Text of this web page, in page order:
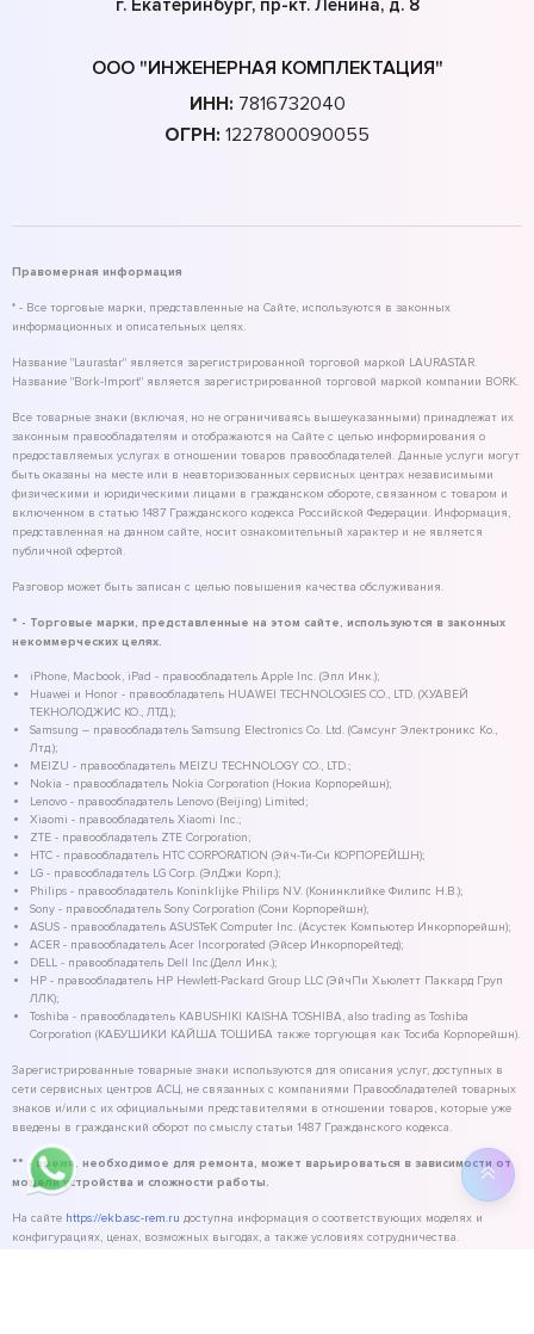
г. Екатеринбург, пр-кт. Ленина, д. 8
ООО "ИНЖЕНЕРНАЯ КОМПЛЕКТАЦИЯ"
ИНН: 7816732040
ОГРН: 1227800090055
Правомерная информация
* - Все торговые марки, представленные на Сайте, используются в законных
информационных и описательных целях.
Название "Laurastar" является зарегистрированной торговой маркой LAURASTAR.
Название "Bork-Import" является зарегистрированной торговой маркой компании BORK.
Все товарные знаки (включая, но не ограничиваясь вышеуказанными) принадлежат их
законным правообладателям и отображаются на Сайте с целью информирования о
предоставляемых услугах в отношении товаров правообладателей. Данные услуги могут
быть оказаны на месте или в неавторизованных сервисных центрах независимыми
физическими и юридическими лицами в гражданском обороте, связанном с товаром и
включенном в статью 1487 Гражданского кодекса Российской Федерации. Информация,
представленная на данном сайте, носит ознакомительный характер и не является
публичной офертой.
Разговор может быть записан с целью повышения качества обслуживания.
* - Торговые марки, представленные на этом сайте, используются в законных
некоммерческих целях.
iPhone, Macbook, iPad - правообладатель Apple Inc. (Эпл Инк.);
Huawei и Honor - правообладатель HUAWEI TECHNOLOGIES CO., LTD. (ХУАВЕЙ
ТЕКНОЛОДЖИС КО., ЛТД.);
Samsung – правообладатель Samsung Electronics Co. Ltd. (Самсунг Электроникс Ко.,
Лтд.);
MEIZU - правообладатель MEIZU TECHNOLOGY CO., LTD.;
Nokia - правообладатель Nokia Corporation (Нокиа Корпорейшн);
Lenovo - правообладатель Lenovo (Beijing) Limited;
Xiaomi - правообладатель Xiaomi Inc.;
ZTE - правообладатель ZTE Corporation;
HTC - правообладатель HTC CORPORATION (Эйч-Ти-Си КОРПОРЕЙШН);
LG - правообладатель LG Corp. (ЭлДжи Корп.);
Philips - правообладатель Koninklijke Philips N.V. (Конинклийке Филипс Н.В.);
Sony - правообладатель Sony Corporation (Сони Корпорейшн);
ASUS - правообладатель ASUSTeK Computer Inc. (Асустек Компьютер Инкорпорейшн);
ACER - правообладатель Acer Incorporated (Эйсер Инкорпорейтед);
DELL - правообладатель Dell Inc.(Делл Инк.);
HP - правообладатель HP Hewlett-Packard Group LLC (ЭйчПи Хьюлетт Паккард Груп
ЛЛК);
Toshiba - правообладатель KABUSHIKI KAISHA TOSHIBA, also trading as Toshiba
Corporation (КАБУШИКИ КАЙША ТОШИБА также торгующая как Тосиба Корпорейшн).
Зарегистрированные товарные знаки используются для описания услуг, доступных в
сети сервисных центров АСЦ, не связанных с компаниями Правообладателей товарных
знаков и/или с их официальными представителями в отношении товаров, которые уже
введены в гражданский оборот по смыслу статьи 1487 Гражданского кодекса.
** - время, необходимое для ремонта, может варьироваться в зависимости от
модели устройства и сложности работы.
На сайте https://ekb.asc-rem.ru доступна информация о соответствующих моделях и
конфигурациях, ценах, возможных выгодах, а также условиях сотрудничества.